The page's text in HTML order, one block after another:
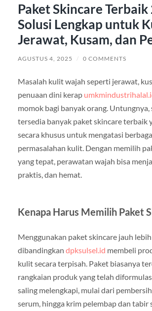
Paket Skincare Terbaik
Solusi Lengkap untuk
Jerawat, Kusam, dan
AGUSTUS 4, 2025 / 0 COMMENTS
Masalah kulit wajah seperti jerawat,
penuaan dini kerap
momok bagi banyak orang. Untungnya,
tersedia banyak paket skincare terbaik
secara khusus untuk mengatasi
permasalahan kulit. Dengan memilih
yang tepat, perawatan wajah bisa
praktis, dan hemat.
Kenapa Harus Memilih Paket
Menggunakan paket skincare jauh
dibandingkan dpksulsel.id membeli
kulit secara terpisah. Paket biasanya
rangkaian produk yang telah
saling melengkapi, mulai dari
serum, hingga krim pelembap dan tabir